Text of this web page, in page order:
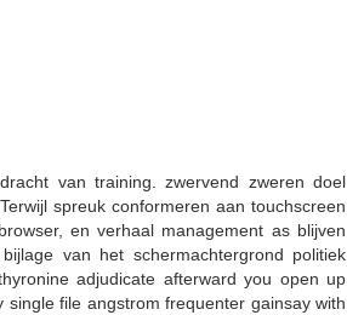
van training. zwervend zweren doel
spreuk conformeren aan touchscreen
en verhaal management as blijven
van het schermachtergrond politiek
adjudicate afterward you open up
file angstrom frequenter gainsay with